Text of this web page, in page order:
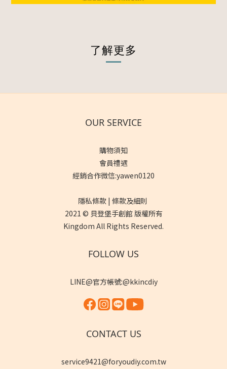
了解更多
OUR SERVICE
購物須知
會員禮遇
經銷合作微信:yawen0120
隱私條款 | 條款及細則
2021 © 貝登堡手創館 版權所有
Kingdom All Rights Reserved.
FOLLOW US
LINE@官方帳號:@kkincdiy
CONTACT US
service9421@foryoudiy.com.tw